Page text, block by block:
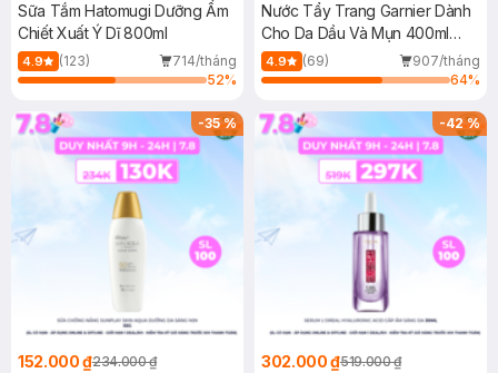
Sữa Tắm Hatomugi Dưỡng Ẩm
Chiết Xuất Ý Dĩ 800ml
4.9 (123)
714/tháng
52%
Nước Tẩy Trang Garnier Dành
Cho Da Dầu Và Mụn 400ml
(Mới)
4.9 (69)
907/tháng
64%
-35%
152.000 ₫234.000 ₫
-42%
302.000 ₫519.000 ₫